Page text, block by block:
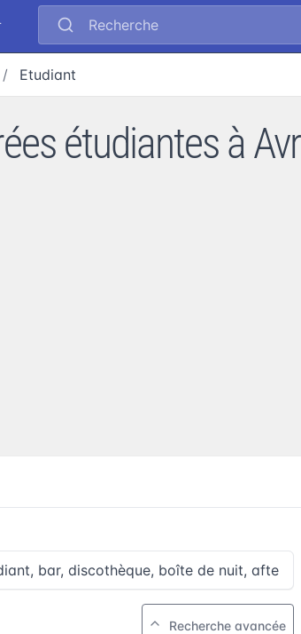
Recherche
Etudiant
étudiantes à
Recherche avancée